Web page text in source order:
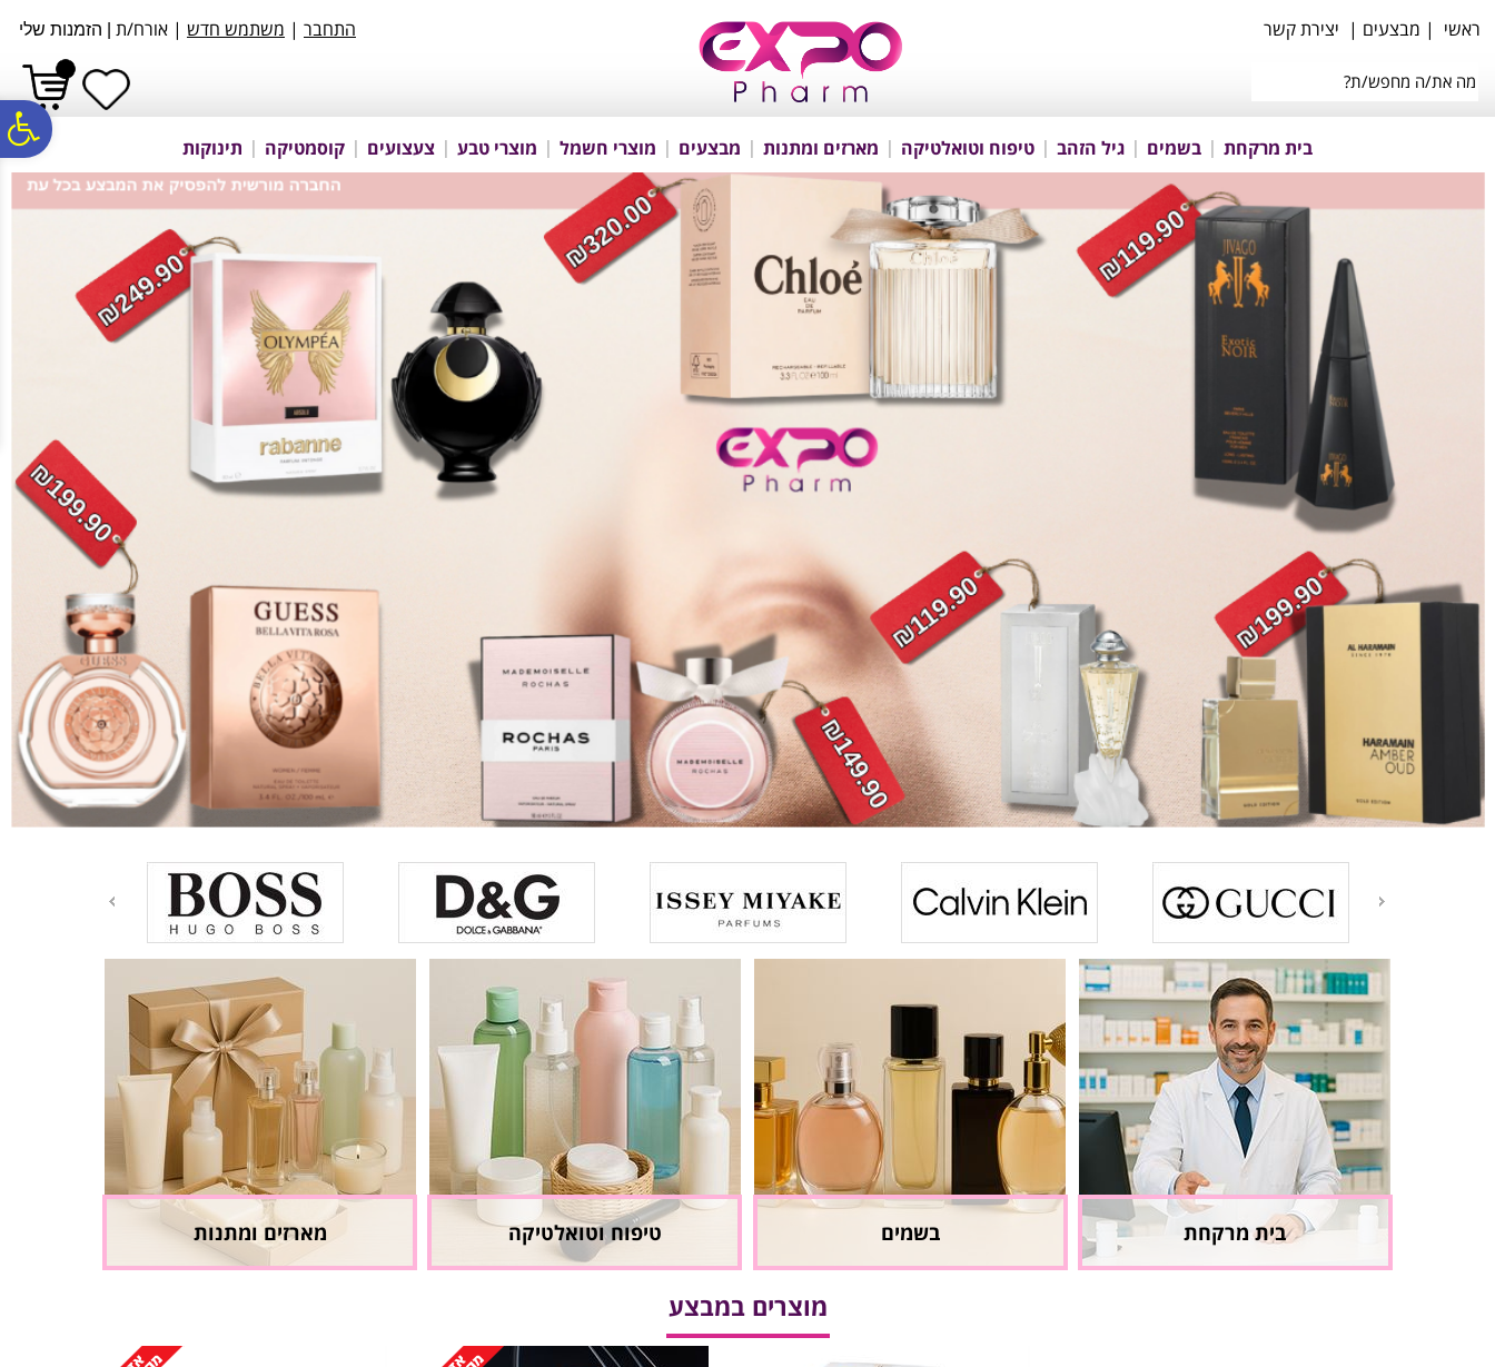
נגישות
אתר
המרכזי
ראשי | מבצעים | יצירת קשר התחבר | משתמש חדש | אורח/ת הזמנות שלי
בית מרקחת בשמים גיל הזהב טיפוח וטואלטיקה מארזים ומתנות מבצעים מוצרי חשמל מוצרי טבע צעצועים קוסמטיקה תינוקות
בית מרקחת בשמים טיפוח וטואלטיקה מארזים ומתנות
מוצרים במבצע